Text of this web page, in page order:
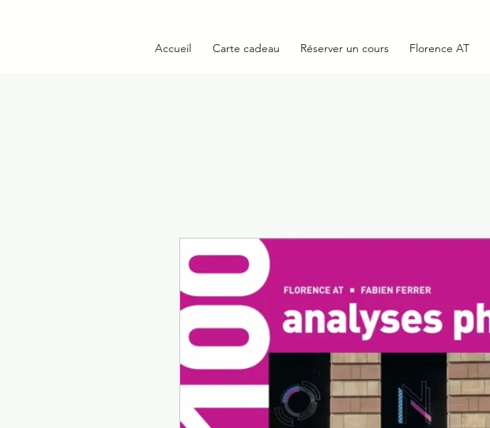
Accueil Carte cadeau Réserver un cours Florence AT